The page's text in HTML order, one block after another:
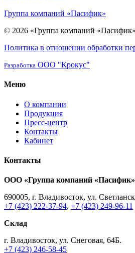
Группа компаний «Пасифик»
© 2026 «Группа компаний «Пасифик»
Политика в отношении обработки
Разработка ООО "Крокус"
Меню
О компании
Продукция
Пресс-центр
Контакты
Кабинет
Контакты
ООО «Группа компаний «Пасифик»
690005, г. Владивосток, ул.
+7 (423) 222-37-94, +7 (423) 249-96-11
Склад
г. Владивосток, ул. Снеговая, 64Б.
+7 (423) 246-58-45